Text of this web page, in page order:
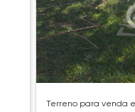
Terreno para venda